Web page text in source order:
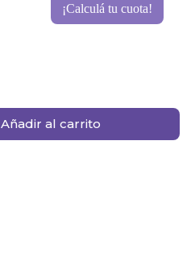
¡Calculá tu cuota!
Añadir al carrito